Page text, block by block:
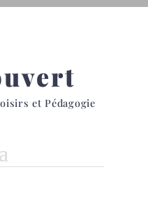
et Pédagogie